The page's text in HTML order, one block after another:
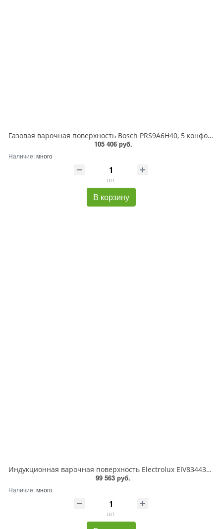
Газовая варочная поверхность Bosch PRS9A6H40, 5 конфорок, закаленное стекло, 12500 Вт
105 406 руб.
Наличие:много
шт
В корзину
Индукционная варочная поверхность Electrolux EIV83443BW, 4 конфорки, с зоной расширения, стеклокерамика, 7200 Вт
99 563 руб.
Наличие:много
шт